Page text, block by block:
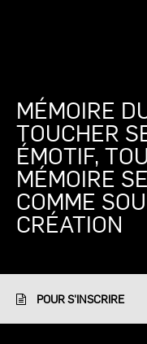
MÉMOIRE
TOUCHER
ÉMOTIF,
MÉMOIRE
COMME
CRÉATION
POUR S'INSCRIRE